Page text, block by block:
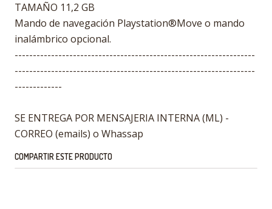
TAMAÑO 11,2 GB
Mando de navegación Playstation®Move o mando
inalámbrico opcional.
------------------------------------------------------------------
------------------------------------------------------------------
-------------
SE ENTREGA POR MENSAJERIA INTERNA (ML) -
CORREO (emails) o Whassap
COMPARTIR ESTE PRODUCTO